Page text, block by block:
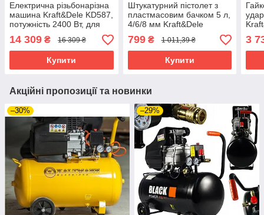
Електрична різьбонарізна
машина Kraft&Dele KD587,
потужність 2400 Вт, для
труб від 1/2" до 1-1/4".
14 309 ₴ 16 309 ₴
Купити
Штукатурний пістолет з
пластмасовим бачком 5 л,
4/6/8 мм Kraft&Dele
KD2094 пневматичний
пістолет
799₴ 1 011,39 ₴
Купити
3
Акційні пропозиції та новинки
–30% –29%